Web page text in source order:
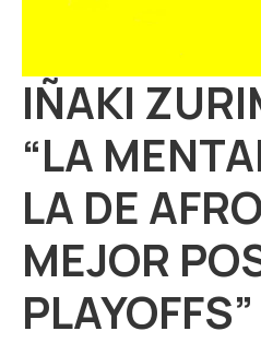
IÑAKI
“LA
LA DE
MEJOR
PLAYOFFS”